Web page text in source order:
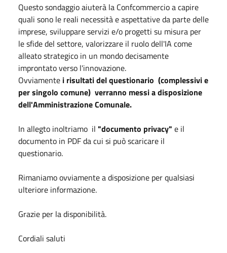
Questo sondaggio aiuterà la Confcommercio a capire
quali sono le reali necessità e aspettative da parte delle
imprese, sviluppare servizi e/o progetti su misura per
le sfide del settore, valorizzare il ruolo dell'IA come
alleato strategico in un mondo decisamente
improntato verso l'innovazione.
Ovviamente i risultati del questionario (complessivi e
per singolo comune) verranno messi a disposizione
dell'Amministrazione Comunale.
In allegto inoltriamo il "documento privacy" e il
documento in PDF da cui si può scaricare il
questionario.
Rimaniamo ovviamente a disposizione per qualsiasi
ulteriore informazione.
Grazie per la disponibilità.
Cordiali saluti